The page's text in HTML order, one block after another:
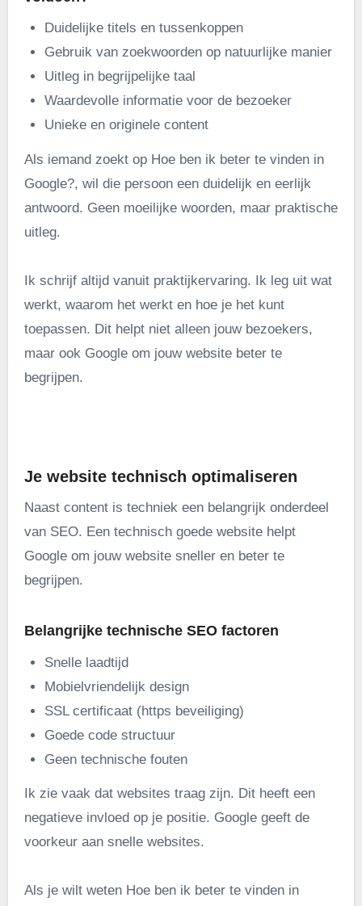
Duidelijke titels en tussenkoppen
Gebruik van zoekwoorden op natuurlijke manier
Uitleg in begrijpelijke taal
Waardevolle informatie voor de bezoeker
Unieke en originele content
Als iemand zoekt op Hoe ben ik beter te vinden in
Google?, wil die persoon een duidelijk en eerlijk
antwoord. Geen moeilijke woorden, maar praktische
uitleg.
Ik schrijf altijd vanuit praktijkervaring. Ik leg uit wat
werkt, waarom het werkt en hoe je het kunt
toepassen. Dit helpt niet alleen jouw bezoekers,
maar ook Google om jouw website beter te
begrijpen.
Je website technisch optimaliseren
Naast content is techniek een belangrijk onderdeel
van SEO. Een technisch goede website helpt
Google om jouw website sneller en beter te
begrijpen.
Belangrijke technische SEO factoren
Snelle laadtijd
Mobielvriendelijk design
SSL certificaat (https beveiliging)
Goede code structuur
Geen technische fouten
Ik zie vaak dat websites traag zijn. Dit heeft een
negatieve invloed op je positie. Google geeft de
voorkeur aan snelle websites.
Als je wilt weten Hoe ben ik beter te vinden in